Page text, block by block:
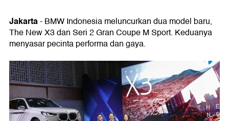
Jakarta- BMW Indonesia meluncurkan dua model baru,
The New X3 dan Seri 2 Gran Coupe M Sport. Keduanya
menyasar pecinta performa dan gaya.